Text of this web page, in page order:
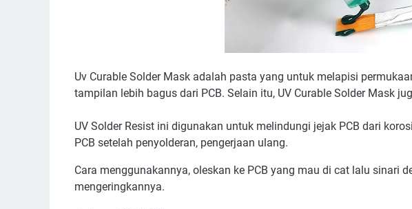
Uv Curable Solder Mask adalah pasta yang untuk melapisi
tampilan lebih bagus dari PCB. Selain itu, UV Curable Solder Mask
UV Solder Resist ini digunakan untuk melindungi jejak PCB dari
PCB setelah penyolderan, pengerjaan ulang.
Cara menggunakannya, oleskan ke PCB yang mau di cat lalu sinari
mengeringkannya.